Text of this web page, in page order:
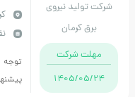
تولید نیروی
برق کرمان
مهلت شرکت
1405/05/24
مهتاب کویر
كرمان /
نفت
توجه